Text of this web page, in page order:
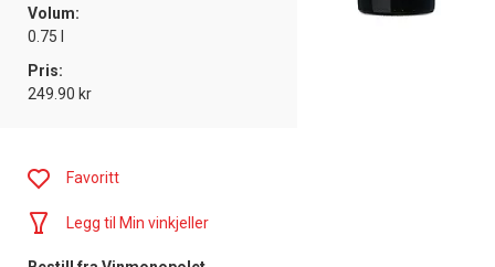
Volum:
0.75 l
Pris:
249.90 kr
Favoritt
Legg til Min vinkjeller